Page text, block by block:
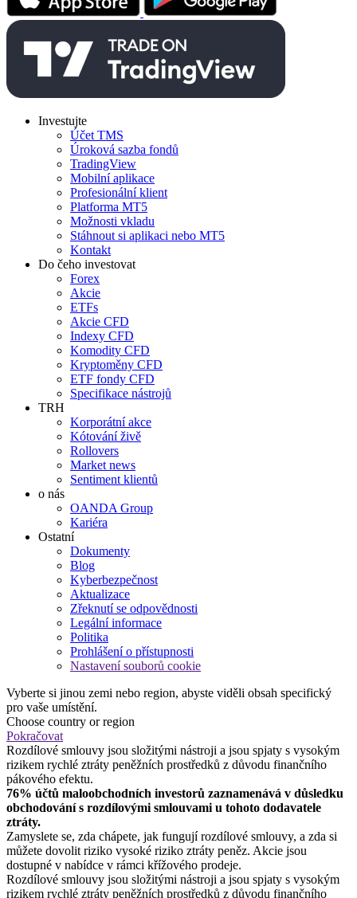
Investujte
Účet TMS
Úroková sazba fondů
TradingView
Mobilní aplikace
Profesionální klient
Platforma MT5
Možnosti vkladu
Stáhnout si aplikaci nebo MT5
Kontakt
Do čeho investovat
Forex
Akcie
ETFs
Akcie CFD
Indexy CFD
Komodity CFD
Kryptoměny CFD
ETF fondy CFD
Specifikace nástrojů
TRH
Korporátní akce
Kótování živě
Rollovers
Market news
Sentiment klientů
o nás
OANDA Group
Kariéra
Ostatní
Dokumenty
Blog
Kyberbezpečnost
Aktualizace
Zřeknutí se odpovědnosti
Legální informace
Politika
Prohlášení o přístupnosti
Nastavení souborů cookie
Vyberte si jinou zemi nebo region, abyste viděli obsah specifický
pro vaše umístění.
Choose country or region
Pokračovat
Rozdílové smlouvy jsou složitými nástroji a jsou spjaty s vysokým
rizikem rychlé ztráty peněžních prostředků z důvodu finančního
pákového efektu.
76% účtů maloobchodních investorů zaznamenává v důsledku
obchodování s rozdílovými smlouvami u tohoto dodavatele
ztráty.
Zamyslete se, zda chápete, jak fungují rozdílové smlouvy, a zda si
můžete dovolit riziko vysoké riziko ztráty peněz. Akcie jsou
dostupné v nabídce v rámci křížového prodeje.
Rozdílové smlouvy jsou složitými nástroji a jsou spjaty s vysokým
rizikem rychlé ztráty peněžních prostředků z důvodu finančního